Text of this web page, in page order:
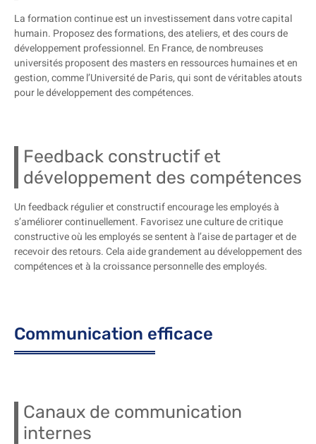
La formation continue est un investissement dans votre capital
humain. Proposez des formations, des ateliers, et des cours de
développement professionnel. En France, de nombreuses
universités proposent des masters en ressources humaines et en
gestion, comme l’Université de Paris, qui sont de véritables atouts
pour le développement des compétences.
Feedback constructif et
développement des compétences
Un feedback régulier et constructif encourage les employés à
s’améliorer continuellement. Favorisez une culture de critique
constructive où les employés se sentent à l’aise de partager et de
recevoir des retours. Cela aide grandement au développement des
compétences et à la croissance personnelle des employés.
Communication efficace
Canaux de communication
internes